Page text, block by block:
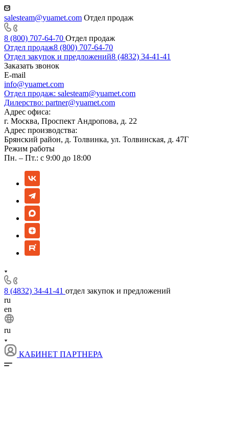
salesteam@yuamet.com Отдел продаж
8 (800) 707-64-70 Отдел продаж
Отдел продаж8 (800) 707-64-70
Отдел закупок и предложений8 (4832) 34-41-41
Заказать звонок
E-mail
info@yuamet.com
Отдел продаж: salesteam@yuamet.com
Дилерство: partner@yuamet.com
Адрес офиса:
г. Москва, Проспект Андропова, д. 22
Адрес производства:
Брянский район, д. Толвинка, ул. Толвинская, д. 47Г
Режим работы
Пн. – Пт.: с 9:00 до 18:00
8 (4832) 34-41-41 отдел закупок и предложений
ru
en
ru
КАБИНЕТ ПАРТНЕРА